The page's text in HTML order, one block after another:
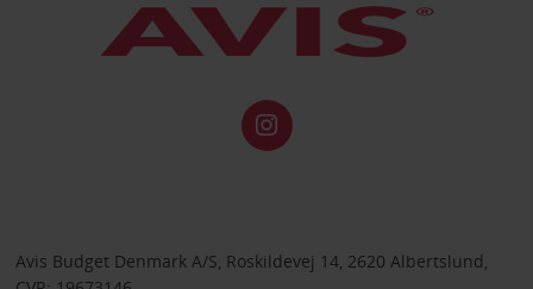
Avis Budget Denmark A/S, Roskildevej 14, 2620 Albertslund,